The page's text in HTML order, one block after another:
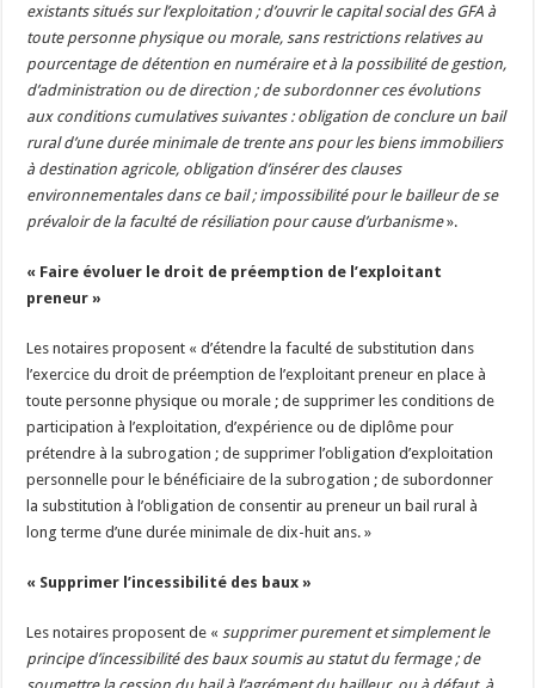
existants situés sur l’exploitation ; d’ouvrir le capital social des GFA à
toute personne physique ou morale, sans restrictions relatives au
pourcentage de détention en numéraire et à la possibilité de gestion,
d’administration ou de direction ; de subordonner ces évolutions
aux conditions cumulatives suivantes : obligation de conclure un bail
rural d’une durée minimale de trente ans pour les biens immobiliers
à destination agricole, obligation d’insérer des clauses
environnementales dans ce bail ; impossibilité pour le bailleur de se
prévaloir de la faculté de résiliation pour cause d’urbanisme».
« Faire évoluer le droit de préemption de l’exploitant
preneur »
Les notaires proposent « d’étendre la faculté de substitution dans
l’exercice du droit de préemption de l’exploitant preneur en place à
toute personne physique ou morale ; de supprimer les conditions de
participation à l’exploitation, d’expérience ou de diplôme pour
prétendre à la subrogation ; de supprimer l’obligation d’exploitation
personnelle pour le bénéficiaire de la subrogation ; de subordonner
la substitution à l’obligation de consentir au preneur un bail rural à
long terme d’une durée minimale de dix-huit ans. »
« Supprimer l’incessibilité des baux »
Les notaires proposent de « supprimer purement et simplement le
principe d’incessibilité des baux soumis au statut du fermage ; de